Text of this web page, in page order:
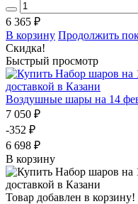
6 365 ₽
В корзину Продолжить
Скидка!
Быстрый просмотр
Воздушные шары на 14
7 050 ₽
-352 ₽
6 698 ₽
В корзину
Товар добавлен в корзину!